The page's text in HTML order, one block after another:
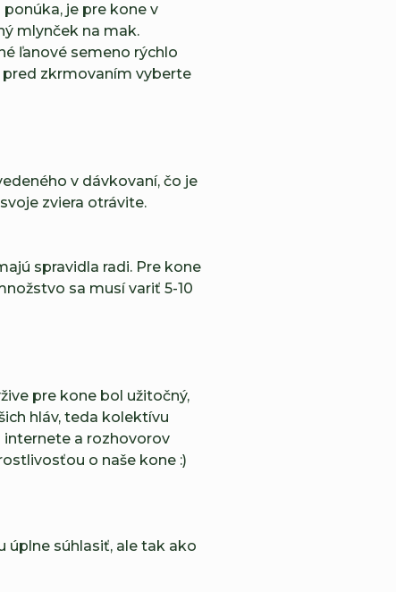
je pre kone v
mlynček na mak.
ľanové semeno rýchlo
pred zkrmovaním vyberte
v dávkovaní, čo je
zviera otrávite.
spravidla radi. Pre kone
sa musí variť 5-10
pre kone bol užitočný,
hláv, teda kolektívu
internete a rozhovorov
o naše kone :)
súhlasiť, ale tak ako